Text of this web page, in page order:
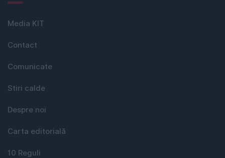
Media KIT
Contact
Comunicate
Stiri calde
Despre noi
Carta editorială
10 Reguli